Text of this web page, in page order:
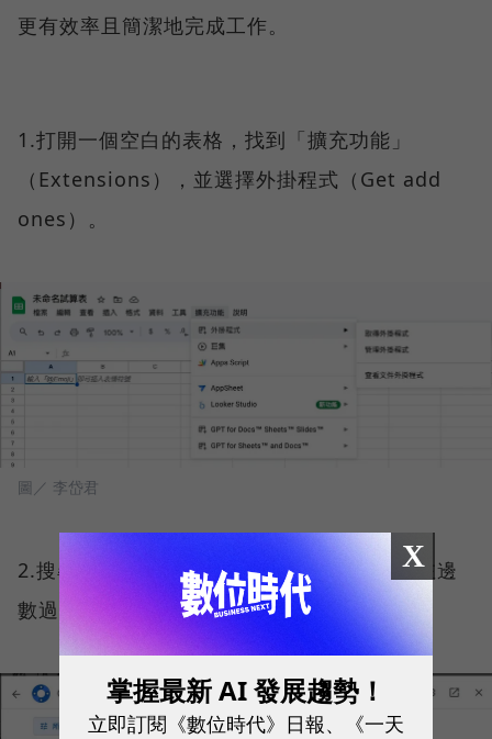
更有效率且簡潔地完成工作。
1.打開一個空白的表格，找到「擴充功能」
（Extensions），並選擇外掛程式（Get add
ones）。
圖／ 李岱君
2.搜尋「GPT for Sheets and Docs」。（左邊
數過來第二個）
X
掌握最新 AI 發展趨勢！
立即訂閱《數位時代》日報、《一天